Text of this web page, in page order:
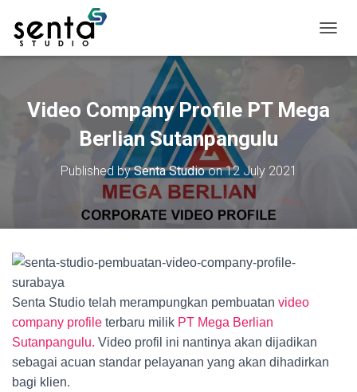
o
e
Video Company Profile PT Mega
Berlian Sutanpangulu
Published bySenta Studioon12 July 2021
Senta Studio telah merampungkan pembuatan video
company profile terbaru milik PT Mega Berlian
Sutanpangulu. Video profil ini nantinya akan dijadikan
sebagai acuan standar pelayanan yang akan dihadirkan
bagi klien.